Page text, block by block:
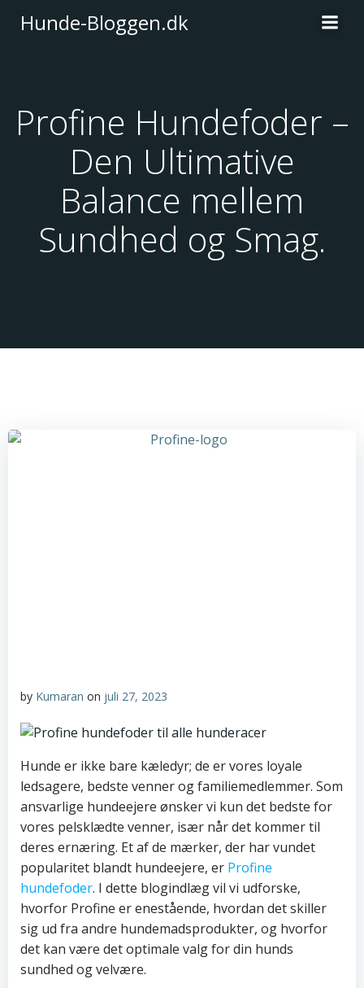
til
Hunde-Bloggen.dk
Profine Hundefoder –
Den Ultimative
Balance mellem
Sundhed og Smag.
by Kumaran on juli 27, 2023
Hunde er ikke bare kæledyr; de er vores loyale
ledsagere, bedste venner og familiemedlemmer. Som
ansvarlige hundeejere ønsker vi kun det bedste for
vores pelsklædte venner, især når det kommer til
deres ernæring. Et af de mærker, der har vundet
popularitet blandt hundeejere, er Profine
hundefoder. I dette blogindlæg vil vi udforske,
hvorfor Profine er enestående, hvordan det skiller
sig ud fra andre hundemadsprodukter, og hvorfor
det kan være det optimale valg for din hunds
sundhed og velvære.